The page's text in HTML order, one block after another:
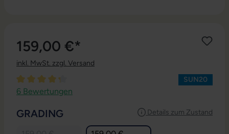
159,00 €*
inkl. MwSt. zzgl. Versand
Durchschnittliche Bewertung von 4.33 von 5 Sternen
6 Bewertungen
SUN20
Details zum Zustand
GRADING